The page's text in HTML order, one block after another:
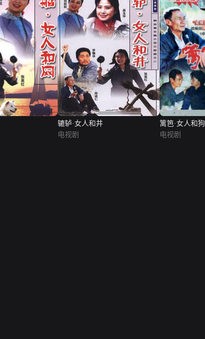
辘轳·女人和井
电视剧
篱笆·女人和狗
电视剧